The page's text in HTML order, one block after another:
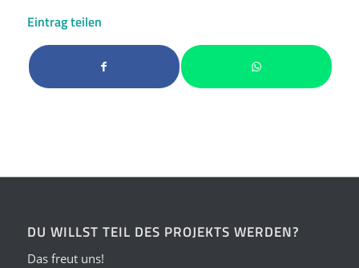
Eintrag teilen
DU WILLST TEIL DES PROJEKTS WERDEN?
Das freut uns!